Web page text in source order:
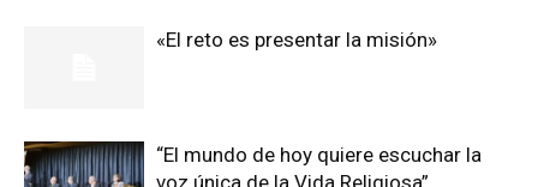
«El reto es presentar la misión»
“El mundo de hoy quiere escuchar la